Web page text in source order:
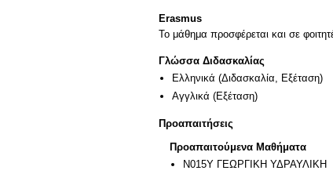
Erasmus
Το μάθημα προσφέρεται και σε
Γλώσσα Διδασκαλίας
Ελληνικά (Διδασκαλία, Εξέταση)
Αγγλικά (Εξέταση)
Προαπαιτήσεις
Προαπαιτούμενα Μαθήματα
Ν015Υ ΓΕΩΡΓΙΚΗ ΥΔΡΑΥΛΙΚΗ